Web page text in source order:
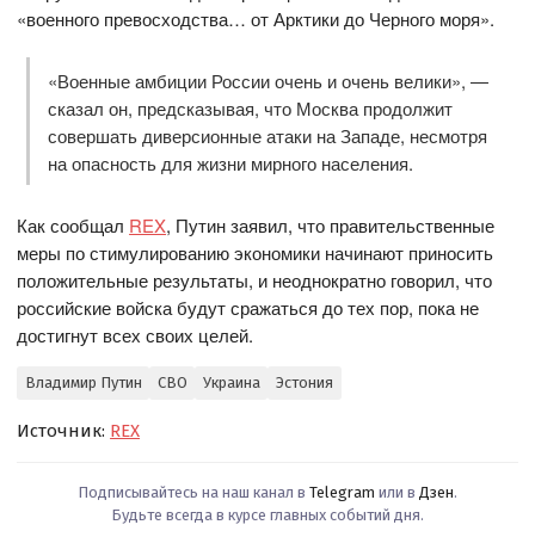
«военного превосходства… от Арктики до Черного моря».
«Военные амбиции России очень и очень велики», —
сказал он, предсказывая, что Москва продолжит
совершать диверсионные атаки на Западе, несмотря
на опасность для жизни мирного населения.
Как сообщал REX, Путин заявил, что правительственные
меры по стимулированию экономики начинают приносить
положительные результаты, и неоднократно говорил, что
российские войска будут сражаться до тех пор, пока не
достигнут всех своих целей.
Владимир Путин СВО Украина Эстония
Источник: REX
Подписывайтесь на наш канал в Telegram или в Дзен.
Будьте всегда в курсе главных событий дня.